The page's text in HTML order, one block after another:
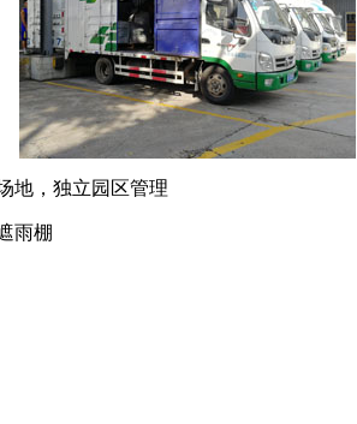
地，独立园区管理
雨棚